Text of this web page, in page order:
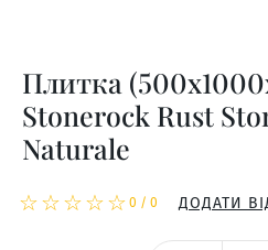
Плитка
Stonerock Rust
Naturale
☆
★☆
★☆
★☆
★☆
★ 0 / 0 ДОДАТИ